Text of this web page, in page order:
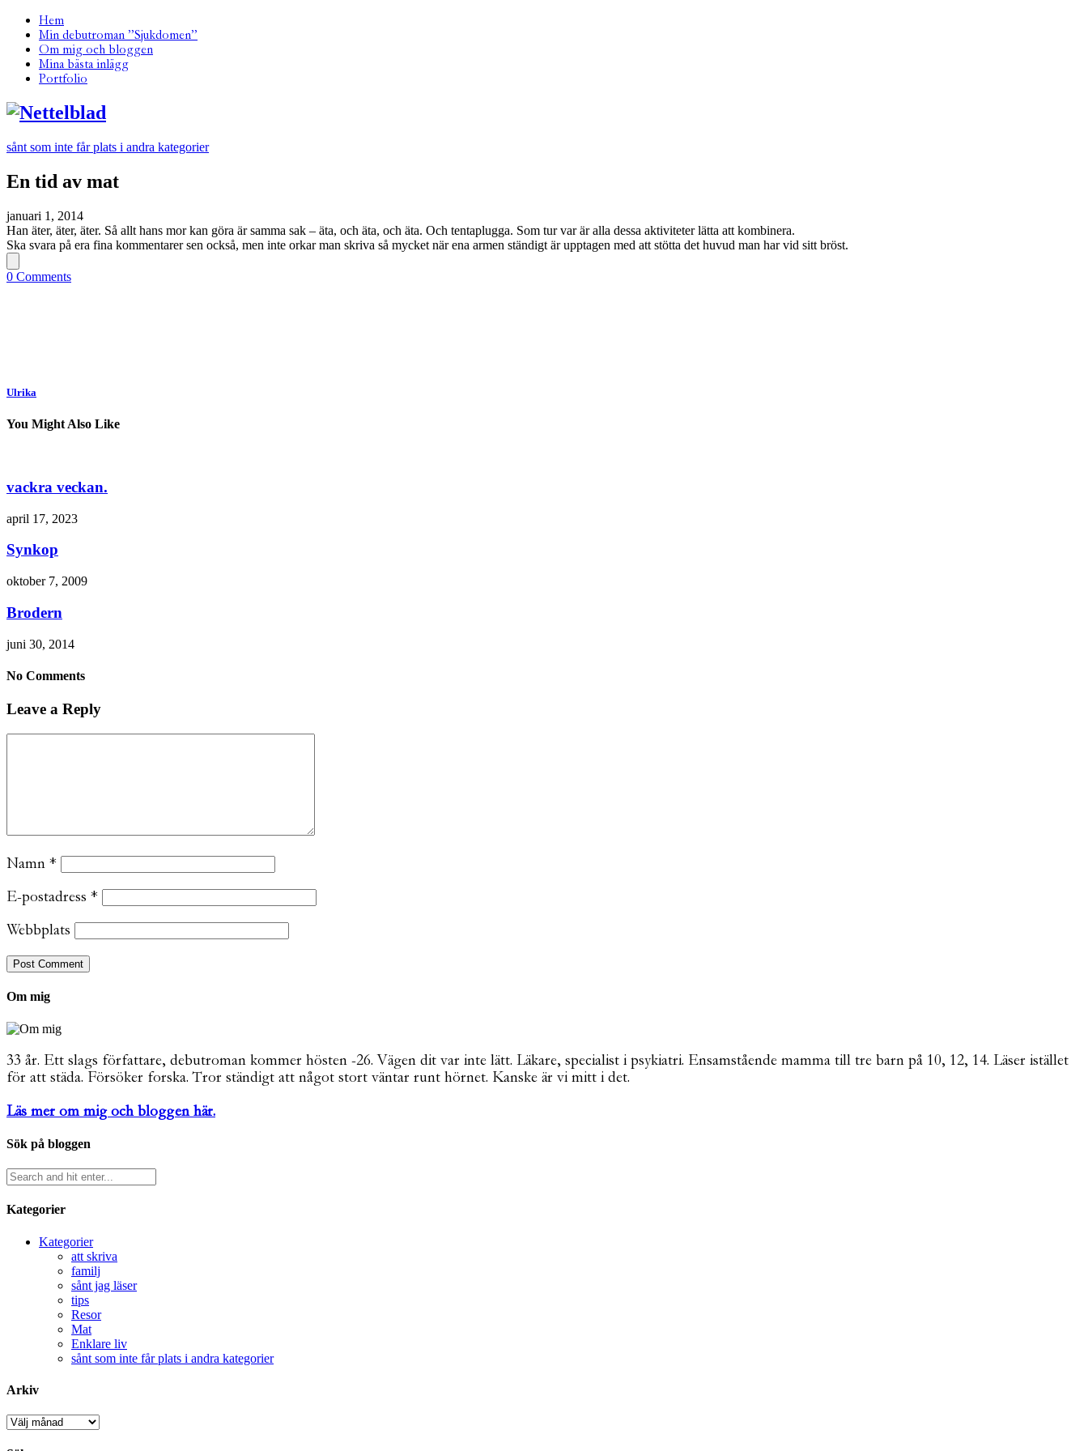
Hem
Min debutroman ”Sjukdomen”
Om mig och bloggen
Mina bästa inlägg
Portfolio
sånt som inte får plats i andra kategorier
En tid av mat
januari 1, 2014
Han äter, äter, äter. Så allt hans mor kan göra är samma sak – äta, och äta, och äta. Och tentaplugga. Som tur var är alla dessa aktiviteter lätta att kombinera.
Ska svara på era fina kommentarer sen också, men inte orkar man skriva så mycket när ena armen ständigt är upptagen med att stötta det huvud man har vid sitt bröst.
0 Comments
Ulrika
You Might Also Like
vackra veckan.
april 17, 2023
Synkop
oktober 7, 2009
Brodern
juni 30, 2014
No Comments
Leave a Reply
Namn *
E-postadress *
Webbplats
Om mig
33 år. Ett slags författare, debutroman kommer hösten -26. Vägen dit var inte lätt. Läkare, specialist i psykiatri. Ensamstående mamma till tre barn på 10, 12, 14. Läser istället
för att städa. Försöker forska. Tror ständigt att något stort väntar runt hörnet. Kanske är vi mitt i det.
Läs mer om mig och bloggen här.
Sök på bloggen
Kategorier
Kategorier
att skriva
familj
sånt jag läser
tips
Resor
Mat
Enklare liv
sånt som inte får plats i andra kategorier
Arkiv
Arkiv